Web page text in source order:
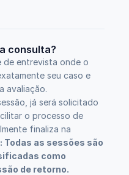
consulta?
de entrevista onde o
seu caso e
avaliação.
já será solicitado
o processo de
finaliza na
Todas as sessões são
como
de retorno.